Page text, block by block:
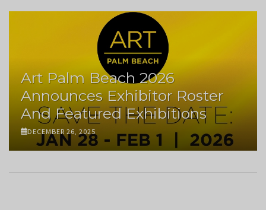
Art Palm Beach 2026
Announces Exhibitor Roster
And Featured Exhibitions
DECEMBER 26, 2025